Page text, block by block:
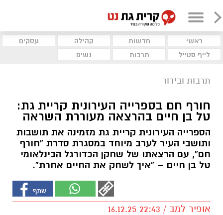
ראשי חדשות קהילה
עסקים
לייף סטייל
תרבות נשים
תרבות ובידור
חורף חם בספרייה העירונית קריית גת:
טל בן חיים בהרצאה מעוררת השראה
הספרייה העירונית קריית גת מזמינה את תושבות
ותושבי העיר לערב מיוחד במסגרת סדרת “חורף
חם”, עם הרצאתו של שחקן הכדורגל הבינלאומי
טל בן חיים – “איך לשחק את החיים אחרת”.
אופיר למב / 22:43 16.12.25